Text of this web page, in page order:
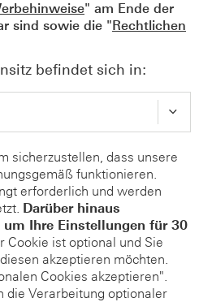
" am Ende der
sind sowie die "Rechtlichen
befindet sich in:
sicherzustellen, dass unsere
funktionieren.
erforderlich und werden
Darüber hinaus
Ihre Einstellungen für 30
Cookie ist optional und Sie
akzeptieren möchten.
Cookies akzeptieren".
die Verarbeitung optionaler